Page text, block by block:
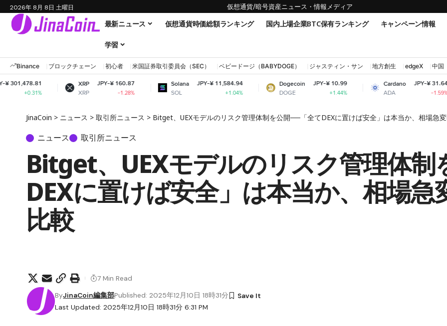
2026年 8月 8日 土曜日 仮想通貨/暗号資産ニュース・情報メディア
最新ニュース 仮想通貨時価総額ランキング 国内上場企業BTC保有ランキング キャンペーン情報
学習
Binance ブロックチェーン 初心者 米国証券取引委員会（SEC） ベビードージ（BABYDOGE） ジャスティン・サン 地方創生 edgeX 中国
XRP
XRP
JPY-¥ 160.87
-1.28%
Solana
SOL
JPY-¥ 11,584.94
+1.04%
Dogecoin
DOGE
JPY-¥ 10.99
+1.44%
Cardano
ADA
JPY-¥ 31.64
-1.59%
JinaCoin > ニュース > 取引所ニュース > Bitget、UEXモデルのリスク管理体制を公開──「全てDEXに置けば安全」は本当か、相場急
ニュース 取引所ニュース
Bitget、UEXモデルのリスク管理体
DEXに置けば安全」は本当か、相場急
比較
Last Updated: 2025年12月10日 18時31分 6:31 PM
ByJinaCoin編集部Published: 2025年12月10日 18時31分
7 Min Read